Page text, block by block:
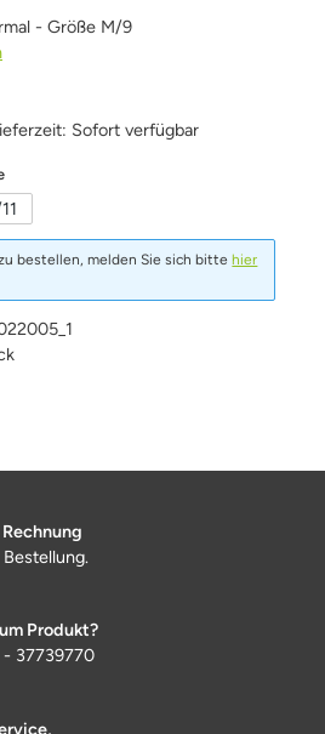
- Größe M/9
Sofort verfügbar
auswählen
bestellen, melden Sie sich bittehier
Produkt?
37739770